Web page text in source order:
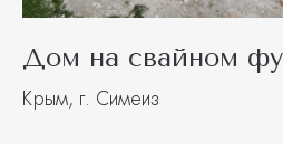
Дом на свайном
Крым, г. Симеиз